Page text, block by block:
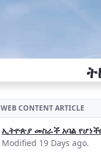
WEB CONTENT ARTICLE
ኢትዮጵያ መስራች አባል
Modified 19 Days ago.